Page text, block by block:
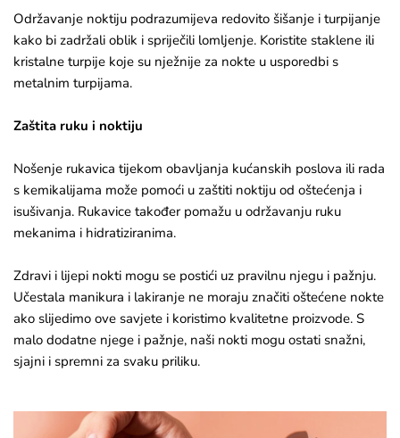
Održavanje noktiju podrazumijeva redovito šišanje i turpijanje
kako bi zadržali oblik i spriječili lomljenje. Koristite staklene ili
kristalne turpije koje su nježnije za nokte u usporedbi s
metalnim turpijama.
Zaštita ruku i noktiju
Nošenje rukavica tijekom obavljanja kućanskih poslova ili rada
s kemikalijama može pomoći u zaštiti noktiju od oštećenja i
isušivanja. Rukavice također pomažu u održavanju ruku
mekanima i hidratiziranima.
​​​​​​​Zdravi i lijepi nokti mogu se postići uz pravilnu njegu i pažnju.
Učestala manikura i lakiranje ne moraju značiti oštećene nokte
ako slijedimo ove savjete i koristimo kvalitetne proizvode. S
malo dodatne njege i pažnje, naši nokti mogu ostati snažni,
sjajni i spremni za svaku priliku.